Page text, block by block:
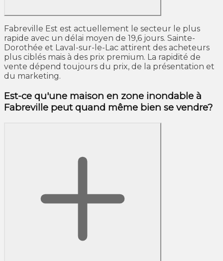
Fabreville Est est actuellement le secteur le plus
rapide avec un délai moyen de 19,6 jours. Sainte-
Dorothée et Laval-sur-le-Lac attirent des acheteurs
plus ciblés mais à des prix premium. La rapidité de
vente dépend toujours du prix, de la présentation et
du marketing.
Est-ce qu'une maison en zone inondable à
Fabreville peut quand même bien se vendre?